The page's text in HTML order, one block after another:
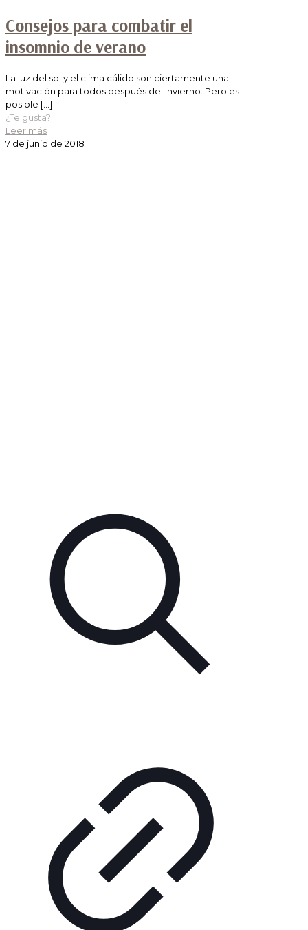
Consejos para combatir el
insomnio de verano
La luz del sol y el clima cálido son ciertamente una
motivación para todos después del invierno. Pero es
posible […]
¿Te gusta?
Leer más
7 de junio de 2018